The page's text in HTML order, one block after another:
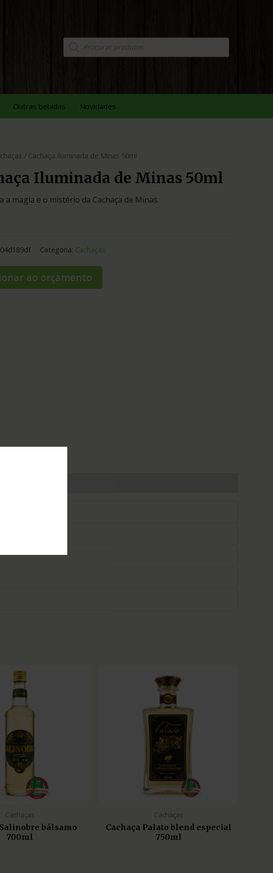
Outras bebidas Novidades
/ Cachaça Iluminada de Minas 50ml
Iluminada de Minas 50ml
a magia e o mistério da Cachaça de Minas.
Categoria: Cachaças
ao orçamento
Cachaças
bálsamo
700ml
Cachaças
Cachaça Palato blend especial
750ml